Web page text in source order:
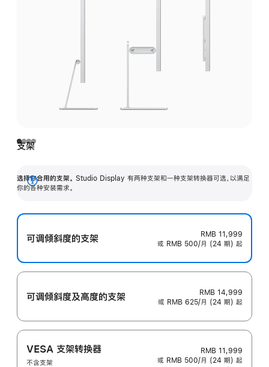
支架
选择你合用的支架。 Studio Display 有两种支架和一种支架转换器可选，以满足
你的各种安装需求。
展
可调倾斜度的支架
RMB 11,999
或 RMB 500/月 (24 期) 起
可调倾斜度及高‍度的支‍架
RMB 14,999
或 RMB 625/月 (24 期) 起
VESA 支架转换器
不含支架
RMB 11,999
或 RMB 500/月 (24 期) 起